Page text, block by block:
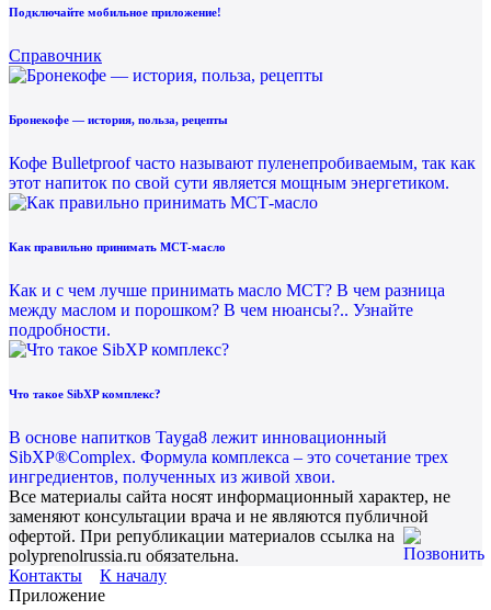
Подключайте мобильное приложение!
Справочник
Бронекофе — история, польза, рецепты
Кофе Bulletproof часто называют пуленепробиваемым, так как
этот напиток по свой сути является мощным энергетиком.
Как правильно принимать МСТ-масло
Как и с чем лучше принимать масло МСТ? В чем разница
между маслом и порошком? В чем нюансы?.. Узнайте
подробности.
Что такое SibXP комплекс?
В основе напитков Tayga8 лежит инновационный
SibXP®Complex. Формула комплекса – это сочетание трех
ингредиентов, полученных из живой хвои.
Все материалы сайта носят информационный характер, не
заменяют консультации врача и не являются публичной
офертой. При републикации материалов ссылка на
polyprenolrussia.ru обязательна.
Контакты
К началу
Приложение